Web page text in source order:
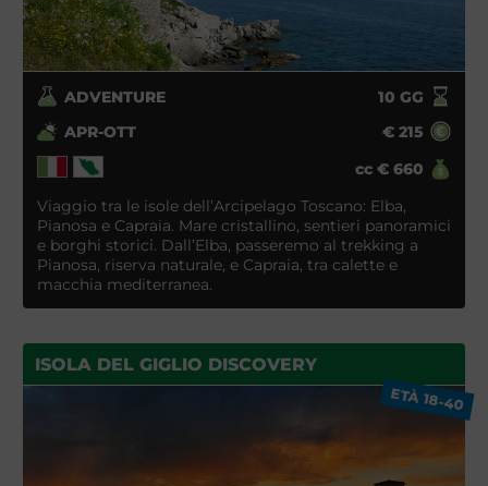
ADVENTURE 10 GG
APR-OTT
€ 215
cc € 660
Viaggio tra le isole dell’Arcipelago Toscano: Elba,
Pianosa e Capraia. Mare cristallino, sentieri panoramici
e borghi storici. Dall’Elba, passeremo al trekking a
Pianosa, riserva naturale, e Capraia, tra calette e
macchia mediterranea.
ISOLA DEL GIGLIO DISCOVERY
ETÀ 18-40